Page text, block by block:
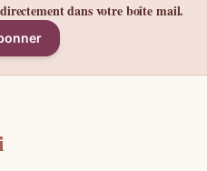
dans votre boîte mail.